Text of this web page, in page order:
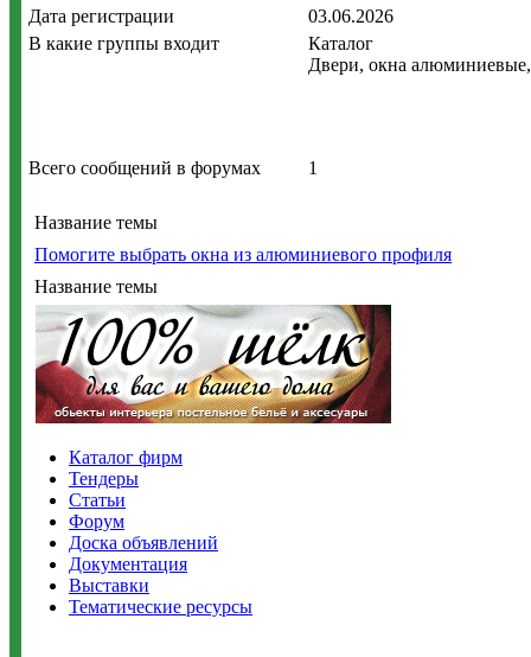
Дата регистрации
03.06.2026
В какие группы входит
Каталог
Двери, окна
Всего сообщений в форумах 1
Название темы
Помогите выбрать окна из алюминиевого профиля
Название темы
Каталог фирм
Тендеры
Статьи
Форум
Доска объявлений
Документация
Выставки
Тематические ресурсы